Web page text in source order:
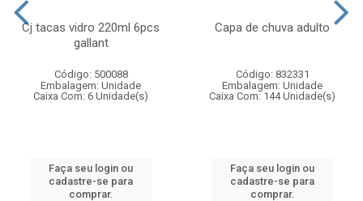
Cj tacas vidro 220ml 6pcs
gallant
Código: 500088
Embalagem: Unidade
Caixa Com: 6 Unidade(s)
Faça seu login ou
cadastre-se para
comprar.
Capa de chuva adulto
Código: 832331
Embalagem: Unidade
Caixa Com: 144 Unidade(s)
Faça seu login ou
cadastre-se para
comprar.